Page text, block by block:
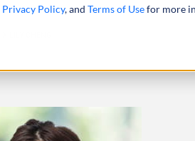
Privacy Policy, and Terms of Usefor more